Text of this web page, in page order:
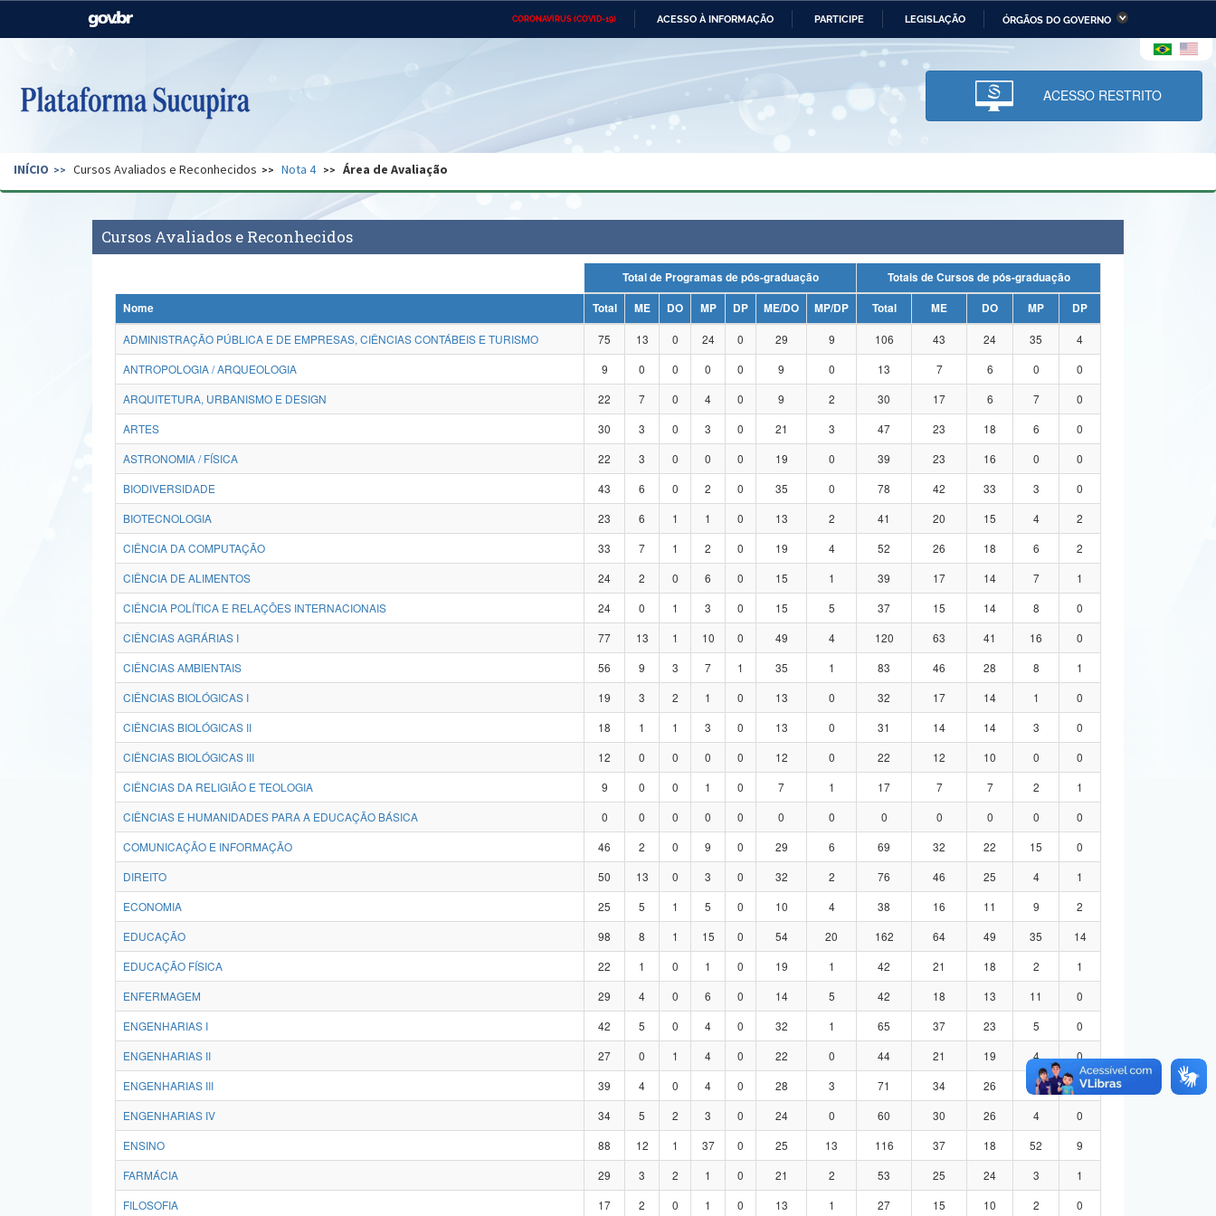
CORONAVÍRUS (COVID-19) ACESSO À INFORMAÇÃO PARTICIPE LEGISLAÇÃO ÓRGÃOS DO GOVERNO
Casa Civil Ministério das Relações Ministério da Economia Ministério da Infraestrutura
Pecuária e Abastecimento
Ministério da Ciência,
Tecnologia, Inovações e
Comunicações
Ministério do Desenvolvimento
Regional e dos Direitos Humanos
Secretaria de Governo Gabinete de Segurança Advocacia-Geral da União Banco Central do Brasil Planalto
ACESSO RESTRITO
INÍCIO Cursos Avaliados e Reconhecidos Nota 4 Área de Avaliação
Cursos Avaliados e Reconhecidos
Total de Programas de pós-graduação
Totais de Cursos de pós-graduação
Nome
Total ME DO MP DP ME/DO MP/DP Total ME DO MP
DP
ADMINISTRAÇÃO PÚBLICA E DE EMPRESAS, CIÊNCIAS CONTÁBEIS E TURISMO
75 13 0 24 0 29 9 106 43 24 35
4
ANTROPOLOGIA / ARQUEOLOGIA
9 0 0 0 0 9 0 13 7 6 0
0
ARQUITETURA, URBANISMO E DESIGN
22 7 0 4 0 9 2 30 17 6 7
0
ARTES
30 3 0 3 0 21 3 47 23 18 6
0
ASTRONOMIA / FÍSICA
22 3 0 0 0 19 0 39 23 16 0
0
BIODIVERSIDADE
43 6 0 2 0 35 0 78 42 33 3
0
BIOTECNOLOGIA
23 6 1 1 0 13 2 41 20 15 4
2
CIÊNCIA DA COMPUTAÇÃO
33 7 1 2 0 19 4 52 26 18 6
2
CIÊNCIA DE ALIMENTOS
24 2 0 6 0 15 1 39 17 14 7
1
CIÊNCIA POLÍTICA E RELAÇÕES INTERNACIONAIS
24 0 1 3 0 15 5 37 15 14 8
0
CIÊNCIAS AGRÁRIAS I
77 13 1 10 0 49 4 120 63 41 16
0
CIÊNCIAS AMBIENTAIS
56 9 3 7 1 35 1 83 46 28 8
1
CIÊNCIAS BIOLÓGICAS I
19 3 2 1 0 13 0 32 17 14 1
0
CIÊNCIAS BIOLÓGICAS II
18 1 1 3 0 13 0 31 14 14 3
0
CIÊNCIAS BIOLÓGICAS III
12 0 0 0 0 12 0 22 12 10 0
0
CIÊNCIAS DA RELIGIÃO E TEOLOGIA
9 0 0 1 0 7 1 17 7 7 2
1
CIÊNCIAS E HUMANIDADES PARA A EDUCAÇÃO BÁSICA
0 0 0 0 0 0 0 0 0 0 0
0
COMUNICAÇÃO E INFORMAÇÃO
46 2 0 9 0 29 6 69 32 22 15
0
DIREITO
50 13 0 3 0 32 2 76 46 25 4
1
ECONOMIA
25 5 1 5 0 10 4 38 16 11 9
2
EDUCAÇÃO
98 8 1 15 0 54 20 162 64 49 35
14
EDUCAÇÃO FÍSICA
22 1 0 1 0 19 1 42 21 18 2
1
ENFERMAGEM
29 4 0 6 0 14 5 42 18 13 11
0
ENGENHARIAS I
42 5 0 4 0 32 1 65 37 23 5
0
ENGENHARIAS II
27 0 1 4 0 22 0 44 21 19 4
0
ENGENHARIAS III
39 4 0 4 0 28 3 71 34 26 8
3
ENGENHARIAS IV
34 5 2 3 0 24 0 60 30 26 4
0
ENSINO
88 12 1 37 0 25 13 116 37 18 52
9
FARMÁCIA
29 3 2 1 0 21 2 53 25 24 3
1
FILOSOFIA
17 2 0 1 0 13 1 27 15 10 2 0